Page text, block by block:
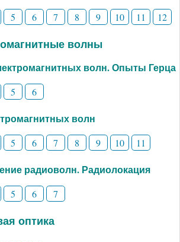
5 6 7 8 9 10 11 12
волны
волн. Опыты Герца
5 6
волн
5 6 7 8 9 10 11
радиоволн. Радиолокация
5 6 7
оптика